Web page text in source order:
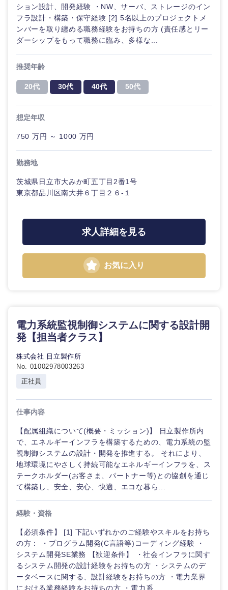
その他
山梨県 長野県
三重県
近畿地方
奈良県 和歌山県
ション設計、開発経験 ・NW、サーバ、ストレージのイン
フラ設計・構築・保守経験 [2] 5名以上のプロジェクトメ
ンバーを取り纏める職務経験をお持ちの方 (責任感とリー
ダーシップをもって職務に臨み、多様な...
推奨年齢
20代 30代 40代 50代
想定年収
750 万円 ～ 1000 万円
勤務地
茨城県日立市大みか町五丁目2番1号
東京都品川区南大井６丁目２６-１
求人詳細を見る
お気に入り
電力系統監視制御システムに関する設計開
発【担当者クラス】
株式会社 日立製作所
No. 01002978003263
正社員
仕事内容
【配属組織について(概要・ミッション)】 日立製作所内
で、エネルギーインフラを構築するための、電力系統の監
視制御システムの設計・開発を推進する。 それにより、
地球環境にやさしく持続可能なエネルギーインフラを、ス
テークホルダー(お客さま、パートナー等)との協創を通じ
て構築し、安全、安心、快適、エコな暮ら...
経験・資格
【必須条件】 [1] 下記いずれかのご経験やスキルをお持ち
の方： ・プログラム開発(C言語等)コーディング経験 ・
システム開発SE業務 【歓迎条件】 ・社会インフラに関す
るシステム開発の設計経験をお持ちの方 ・システムのデ
ータベースに関する、設計経験をお持ちの方 ・電力業界
における業務経験をお持ちの方 ・電力系...